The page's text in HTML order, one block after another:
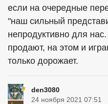
если на очередные
"наш сильный
непродуктивно для
продают, на этом и
только дорожает.
den3080
24 ноября 2021 07:51